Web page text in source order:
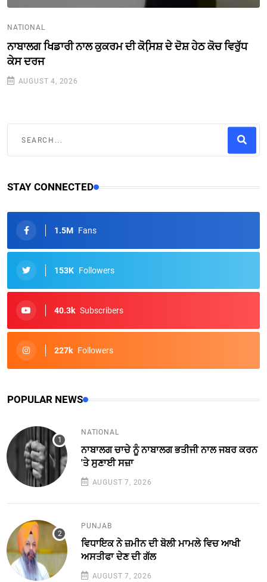
NATIONAL
ਨਾਬਾਲਗ ਖਿਡਾਰੀ ਨਾਲ ਕੁਕਰਮ ਦੀ ਕੋਸਿ਼ਸ਼ ਦੇ ਦੋਸ਼ ਹੇਠ ਕੋਚ ਵਿਰੁੱਧ
ਕੇਸ ਦਰਜ
AUGUST 4, 2026
STAY CONNECTED
1.5M Fans
153K Followers
40.3k Subscribers
227k Followers
POPULAR NEWS
NATIONAL
ਨਾਬਾਲਗ ਚਾਚੇ ਨੂੰ ਨਾਬਾਲਗ ਭਤੀਜੀ ਨਾਲ ਜਬਰ ਕਰਨ
'ਤੇ ਸੁਣਾਈ ਸਜ਼ਾ
AUGUST 7, 2026
PUNJAB
ਵਿਧਾਇਕ ਨੇ ਜ਼ਮੀਨ ਦੀ ਬੋਲੀ ਮਾਮਲੇ ਵਿਚ ਆਖੀ
ਅਸਤੀਫਾ ਦੇਣ ਦੀ ਗੱਲ
AUGUST 7, 2026